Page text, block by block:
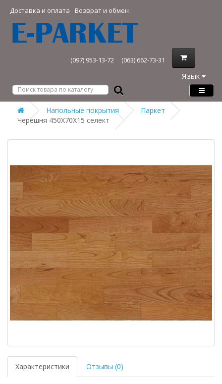
Доставка и оплата Возврат и обмен
(097) 953-13-72 (063) 662-73-31
Язык
Напольные покрытия
Паркет
Черешня 450Х70Х15 селект
Характеристики Отзывы (0)